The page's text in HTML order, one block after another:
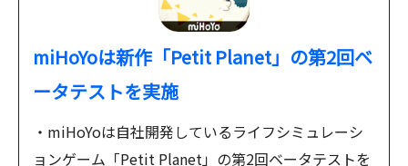
miHoYoは新作「Petit Planet」の第2回ベ
ータテストを実施
・miHoYoは自社開発しているライフシミュレーシ
ョンゲーム「Petit Planet」の第2回ベータテストを